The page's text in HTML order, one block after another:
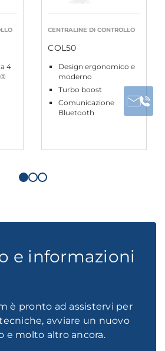
4
CENTRALINE DI CONTROLLO
COL50
Design ergonomico e
moderno
Turbo boost
Comunicazione
Bluetooth
e informazioni
è pronto ad assistervi per
avviare un nuovo
e molto altro ancora.